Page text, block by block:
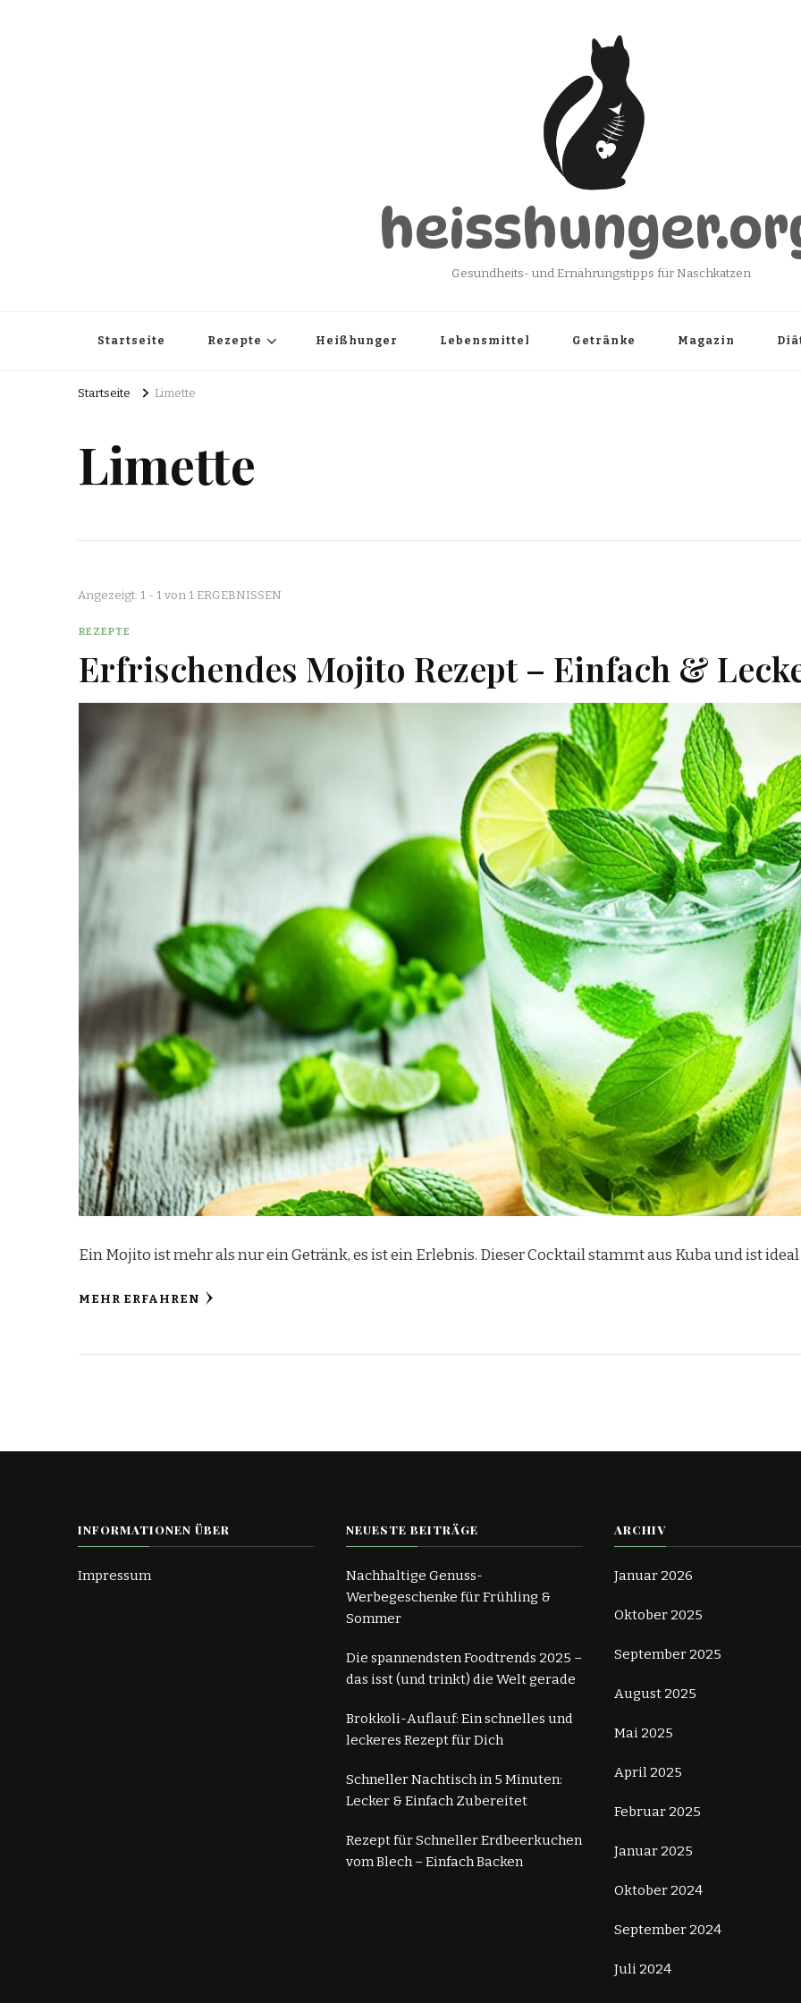
Gesundheits- und Ernährungstipps für Naschkatzen
Startseite Rezepte Heißhunger Lebensmittel Getränke Magazin
Startseite Limette
Limette
Angezeigt: 1 - 1 von 1 ERGEBNISSEN
REZEPTE
Erfrischendes Mojito Rezept – Einfach &
Ein Mojito ist mehr als nur ein Getränk, es ist ein Erlebnis. Dieser Cocktail stammt aus Kuba und ist
MEHR ERFAHREN
INFORMATIONEN ÜBER
Impressum
NEUESTE BEITRÄGE
Nachhaltige Genuss-
Werbegeschenke für Frühling &
Sommer
Die spannendsten Foodtrends 2025 –
das isst (und trinkt) die Welt gerade
Brokkoli-Auflauf: Ein schnelles und
leckeres Rezept für Dich
Schneller Nachtisch in 5 Minuten:
Lecker & Einfach Zubereitet
Rezept für Schneller Erdbeerkuchen
vom Blech – Einfach Backen
ARCHIV
Januar 2026
Oktober 2025
September 2025
August 2025
Mai 2025
April 2025
Februar 2025
Januar 2025
Oktober 2024
September 2024
Juli 2024